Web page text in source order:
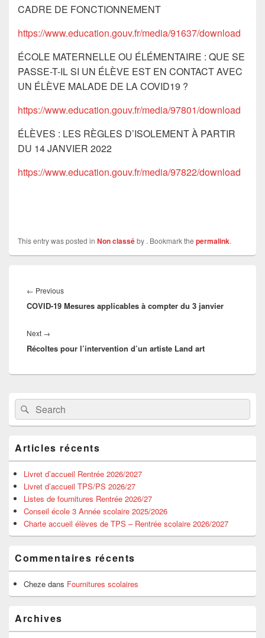
CADRE DE FONCTIONNEMENT
https://www.education.gouv.fr/media/91637/download
ÉCOLE MATERNELLE OU ÉLÉMENTAIRE : QUE SE
PASSE-­T-­IL SI UN ÉLÈVE EST EN CONTACT AVEC
UN ÉLÈVE MALADE DE LA COVID­19 ?
https://www.education.gouv.fr/media/97801/download
ÉLÈVES : LES RÈGLES D’ISOLEMENT À PARTIR
DU 14 JANVIER 2022
https://www.education.gouv.fr/media/97822/download
This entry was posted in Non classéby . Bookmark the permalink.
de
l’article
← PreviousPrevious
post:
COVID-19 Mesures applicables à compter du 3 janvier
Next →
post:
Récoltes pour l’intervention d’un artiste Land art
Primary
Sidebar
Widget
Area
Search
for:
Search
Articles récents
Livret d’accueil Rentrée 2026/2027
Livret d’accueil TPS/PS 2026/27
Listes de fournitures Rentrée 2026/27
Conseil école 3 Année scolaire 2025/2026
Charte accueil élèves de TPS – Rentrée scolaire 2026/2027
Commentaires récents
Cheze dans Fournitures scolaires
Archives